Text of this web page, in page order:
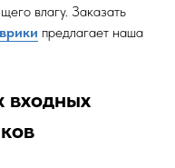
влагу. Заказать
предлагает наша